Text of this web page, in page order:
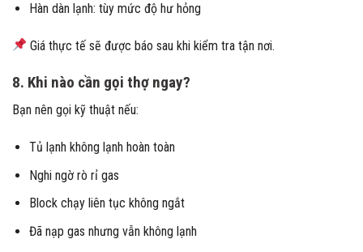
Hàn dàn lạnh: tùy mức độ hư hỏng
Giá thực tế sẽ được báo sau khi kiểm tra tận nơi.
8. Khi nào cần gọi thợ ngay?
Bạn nên gọi kỹ thuật nếu:
Tủ lạnh không lạnh hoàn toàn
Nghi ngờ rò rỉ gas
Block chạy liên tục không ngắt
Đã nạp gas nhưng vẫn không lạnh